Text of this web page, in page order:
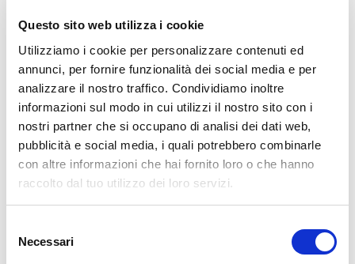
Questo sito web utilizza i cookie
Utilizziamo i cookie per personalizzare contenuti ed
annunci, per fornire funzionalità dei social media e per
analizzare il nostro traffico. Condividiamo inoltre
informazioni sul modo in cui utilizzi il nostro sito con i
nostri partner che si occupano di analisi dei dati web,
pubblicità e social media, i quali potrebbero combinarle
con altre informazioni che hai fornito loro o che hanno
raccolto dal tuo utilizzo dei loro servizi.
delNecessari